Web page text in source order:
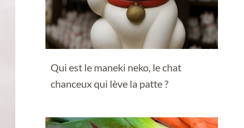
Qui est le maneki neko, le chat
chanceux qui lève la patte ?